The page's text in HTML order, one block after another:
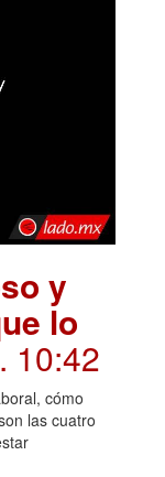
y
lo
. 10:42
cómo
las cuatro